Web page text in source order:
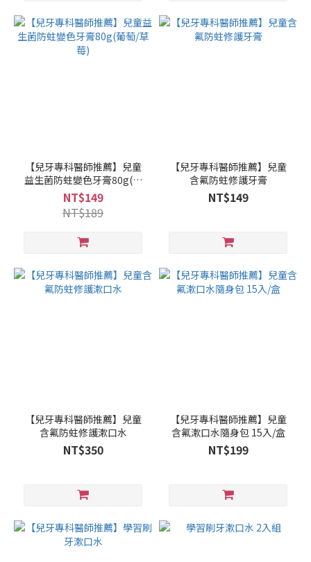
【兒牙專科醫師推薦】兒童
益生菌防蛀變色牙膏80g(葡
萄/草莓)
NT$149
NT$189
【兒牙專科醫師推薦】兒童
含氟防蛀修護牙膏
NT$149
【兒牙專科醫師推薦】兒童
含氟防蛀修護漱口水
NT$350
【兒牙專科醫師推薦】兒童
含氟漱口水隨身包 15入/盒
NT$199